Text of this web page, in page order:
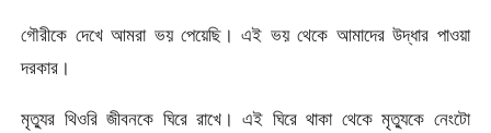
গৌরীকে দেখে আমরা ভয় পেয়েছি। এই ভয় থেকে আমাদের উদ্ধার পাওয়া
দরকার।
মৃত্যুর থিওরি জীবনকে ঘিরে রাখে। এই ঘিরে থাকা থেকে মৃত্যুকে নেংটো